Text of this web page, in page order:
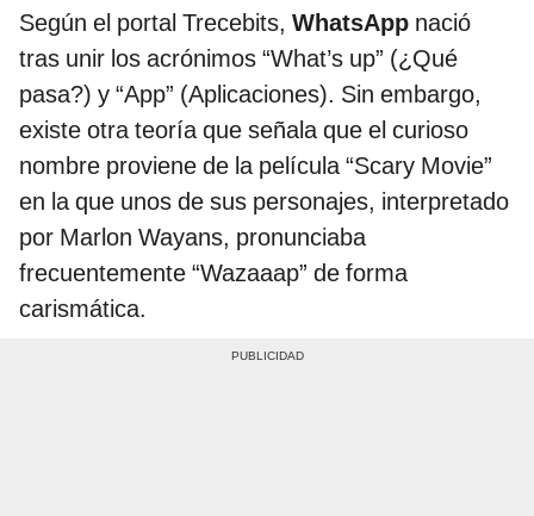
Según el portal Trecebits, WhatsApp nació
tras unir los acrónimos “What’s up” (¿Qué
pasa?) y “App” (Aplicaciones). Sin embargo,
existe otra teoría que señala que el curioso
nombre proviene de la película “Scary Movie”
en la que unos de sus personajes, interpretado
por Marlon Wayans, pronunciaba
frecuentemente “Wazaaap” de forma
carismática.